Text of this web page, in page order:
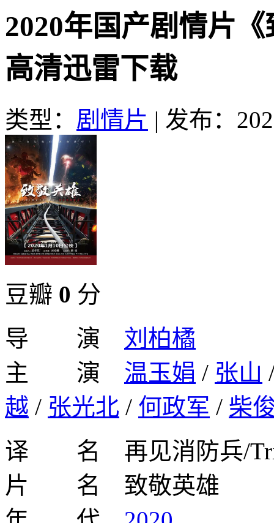
2020年国产剧情片
高清迅雷下载
类型： 剧情片 | 发布：
豆瓣 0 分
导 演 刘柏橘
主 演 温玉娟 / 张山
越 / 张光北 / 何政军 / 柴
译 名 再见消防兵/
片 名 致敬英雄